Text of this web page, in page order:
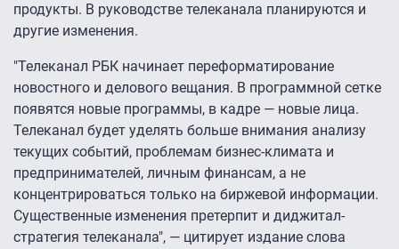
продукты. В руководстве телеканала планируются и
другие изменения.
"Телеканал РБК начинает переформатирование
новостного и делового вещания. В программной сетке
появятся новые программы, в кадре — новые лица.
Телеканал будет уделять больше внимания анализу
текущих событий, проблемам бизнес-климата и
предпринимателей, личным финансам, а не
концентрироваться только на биржевой информации.
Существенные изменения претерпит и диджитал-
стратегия телеканала", — цитирует издание слова